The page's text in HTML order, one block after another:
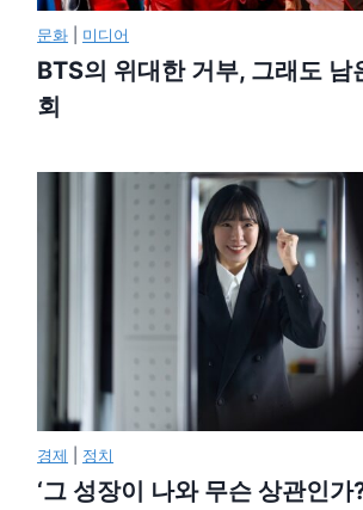
문화 미디어
BTS의 위대한 거부, 그래도 남
회
경제 정치
‘그 성장이 나와 무슨 상관인가